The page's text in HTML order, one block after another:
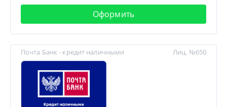
Оформить
Почта Банк - кредит наличными Лиц. №650